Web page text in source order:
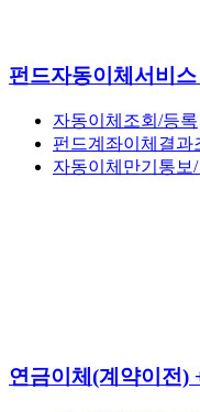
펀드자동이체서비스
자동이체조회/등록
펀드계좌이체결과
자동이체만기통보
연금이체(계약이전)